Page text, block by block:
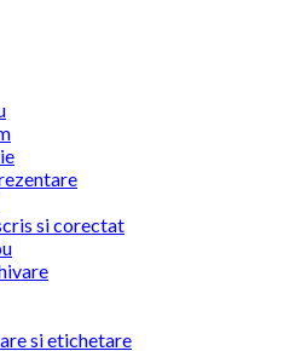
si corectat
si etichetare